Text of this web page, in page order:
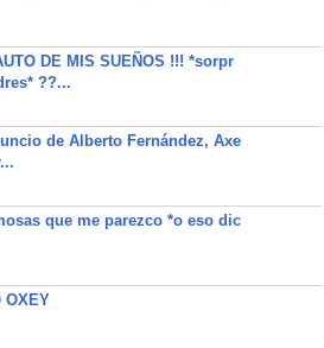
DE MIS SUEÑOS !!! *sorpr
??...
de Alberto Fernández, Axe
que me parezco *o eso dic
OXEY